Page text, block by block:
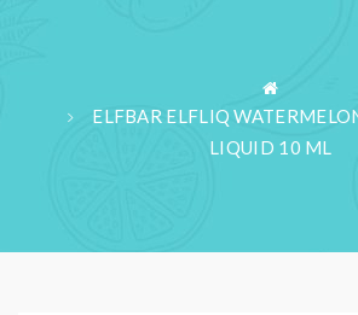
ELFBAR ELFLIQ
LIQUID 10 ML